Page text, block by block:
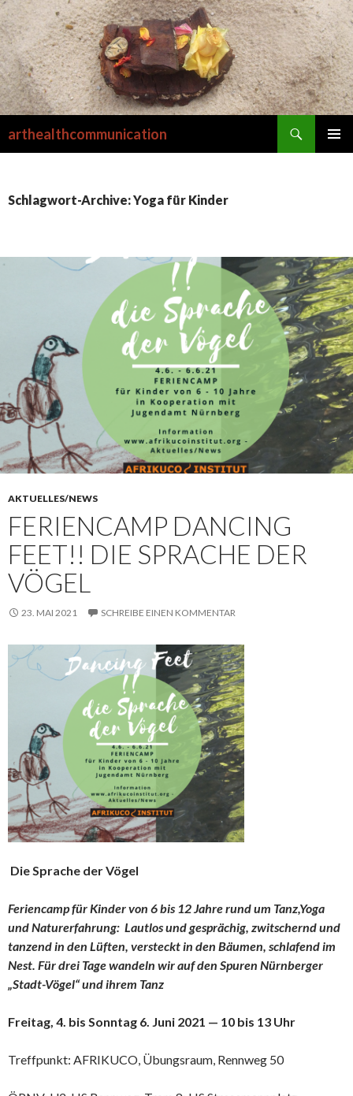
arthealthcommunication
Schlagwort-Archive: Yoga für Kinder
AKTUELLES/NEWS
FERIENCAMP DANCING
FEET!! DIE SPRACHE DER
VÖGEL
23. MAI 2021 SCHREIBE EINEN KOMMENTAR
Die Sprache der Vögel
Feriencamp für Kinder von 6 bis 12 Jahre rund um Tanz,Yoga
und Naturerfahrung: Lautlos und gesprächig, zwitschernd und
tanzend in den Lüften, versteckt in den Bäumen, schlafend im
Nest. Für drei Tage wandeln wir auf den Spuren Nürnberger
„Stadt-Vögel“ und ihrem Tanz
Freitag, 4. bis Sonntag 6. Juni 2021 — 10 bis 13 Uhr
Treffpunkt: AFRIKUCO, Übungsraum, Rennweg 50